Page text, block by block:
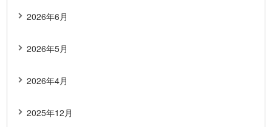
2026年6月
2026年5月
2026年4月
2025年12月